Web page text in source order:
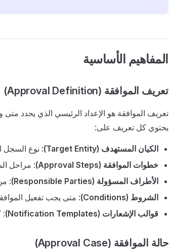
المفاهيم الأساسية
تعريف الموافقة (Approval Definition)
تعريف الموافقة هو الإعداد الرئيسي الذي يحدد
يحتوي كل تعريف على:
الكيان المستهدف (Target Entity)
: نوع السجل
خطوات الموافقة (Approval Steps)
: مراحل
الأطراف المسؤولة (Responsible Parties)
:
الشروط (Conditions)
: متى يجب تفعيل
قوالب الإشعارات (Notification Templates)
:
حالة الموافقة (Approval Case)